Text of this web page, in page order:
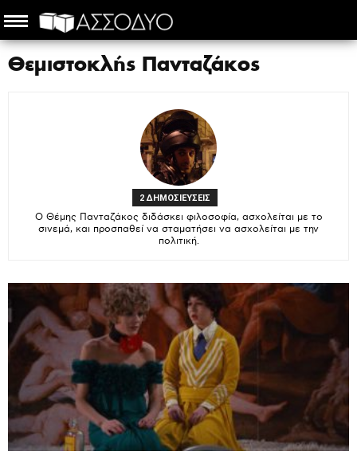
Θεμιστοκλής Πανταζάκος
2 ΔΗΜΟΣΙΕΥΣΕΙΣ
Ο Θέμης Πανταζάκος διδάσκει φιλοσοφία, ασχολείται με το
σινεμά, και προσπαθεί να σταματήσει να ασχολείται με την
πολιτική.